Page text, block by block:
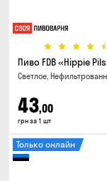
Пиво FDB «Hippie
Светлое,
43,00
грн за 1 шт
Только онлайн